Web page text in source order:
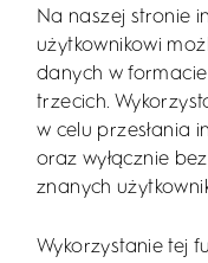
Na naszej stronie
użytkownikowi
danych w
trzecich.
w celu przesłania
oraz wyłącznie
znanych
Wykorzystanie tej